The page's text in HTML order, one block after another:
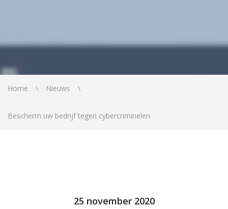
Home Nieuws
Bescherm uw bedrijf tegen cybercriminelen
25 november 2020